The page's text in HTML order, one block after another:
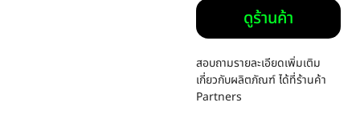
ดูร้านค้า
สอบถามรายละเอียดเพิ่มเติม
เกี่ยวกับผลิตภัณฑ์ ได้ที่ร้านค้า
Partners